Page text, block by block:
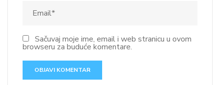
Sačuvaj moje ime, email i web stranicu u ovom
browseru za buduće komentare.